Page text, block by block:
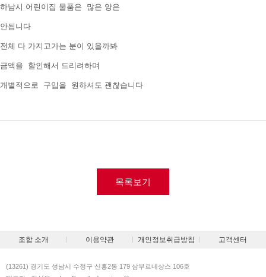
하남시 어린이집 물품은 많은 양은
안됩니다
전체 다 가지고가는 분이 있을까봐
금액을 할인해서 드리려하며
개별적으로 구입을 원하셔도 괜찮습니다
목록보기
조합 소개 이용약관 개인정보취급방침 고객센터
(13261) 경기도 성남시 수정구 신흥2동 179 삼부르네상스 106호